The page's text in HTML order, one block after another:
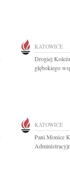
KATOWICE
Drogiej
głębokiego
KATOWICE
Pani Monice